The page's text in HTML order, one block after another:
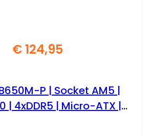
€124,95
P | Socket AM5 |
| 4xDDR5 | Micro-ATX |